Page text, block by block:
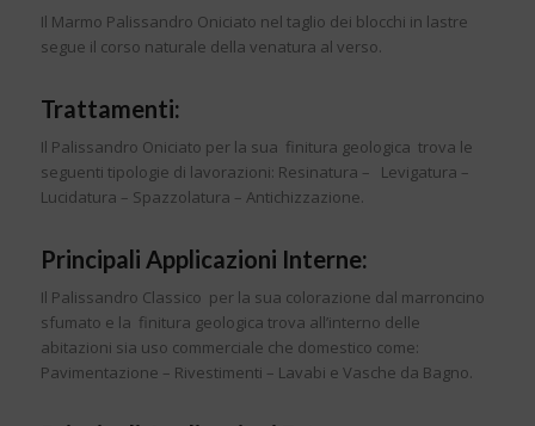
Il Marmo Palissandro Oniciato nel taglio dei blocchi in lastre
segue il corso naturale della venatura al verso.
Trattamenti:
Il Palissandro Oniciato per la sua finitura geologica trova le
seguenti tipologie di lavorazioni: Resinatura – Levigatura –
Lucidatura – Spazzolatura – Antichizzazione.
Principali Applicazioni Interne:
Il Palissandro Classico per la sua colorazione dal marroncino
sfumato e la finitura geologica trova all’interno delle
abitazioni sia uso commerciale che domestico come:
Pavimentazione – Rivestimenti – Lavabi e Vasche da Bagno.